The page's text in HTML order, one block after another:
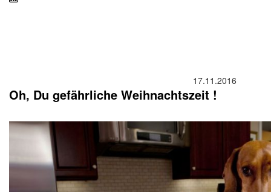
17.11.2016
Oh, Du gefährliche Weihnachtszeit !